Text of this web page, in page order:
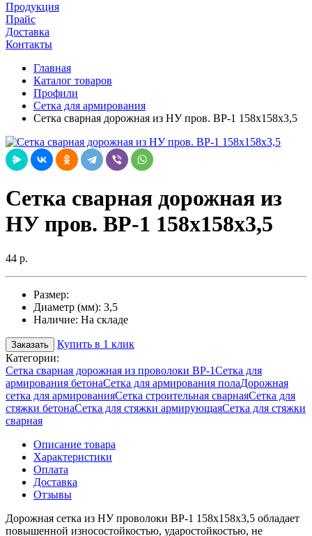
Продукция
Прайс
Доставка
Контакты
Главная
Каталог товаров
Профили
Сетка для армирования
Cетка сварная дорожная из НУ пров. ВР-1 158х158х3,5
Cетка сварная дорожная из
НУ пров. ВР-1 158х158х3,5
44 р.
Размер:
Диаметр (мм): 3,5
Наличие: На складе
Заказать
Купить в 1 клик
Категории:
Сетка сварная дорожная из проволоки ВР-1Сетка для
армирования бетонаСетка для армирования полаДорожная
сетка для армированияСетка строительная сварнаяСетка для
стяжки бетонаСетка для стяжки армирующаяСетка для стяжки
сварная
Описание товара
Характеристики
Оплата
Доставка
Отзывы
Дорожная сетка из НУ проволоки ВР-1 158х158х3,5 обладает
повышенной износостойкостью, ударостойкостью, не